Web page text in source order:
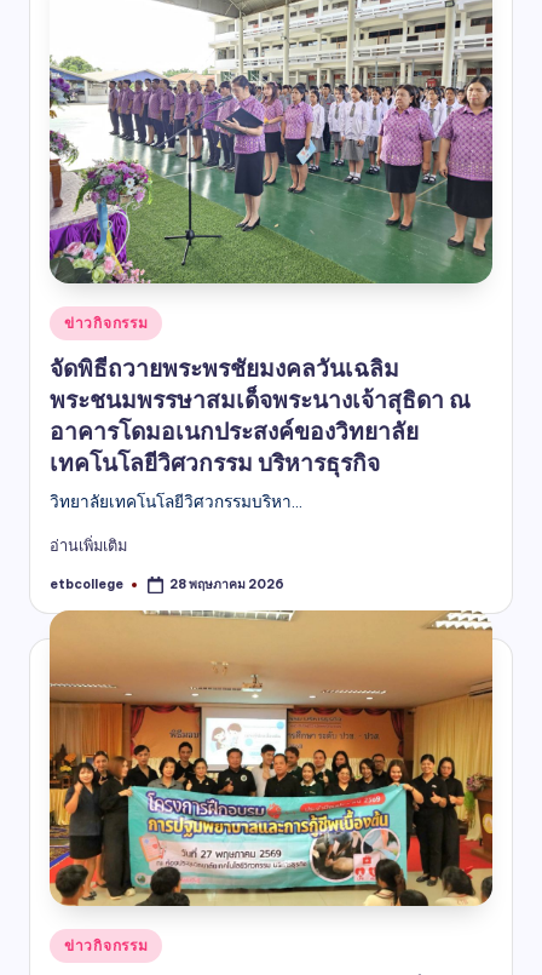
ข่าวกิจกรรม
จัดพิธีถวายพระพรชัยมงคลวันเฉลิม
พระชนมพรรษาสมเด็จพระนางเจ้าสุธิดา ณ
อาคารโดมอเนกประสงค์ของวิทยาลัย
เทคโนโลยีวิศวกรรม บริหารธุรกิจ
วิทยาลัยเทคโนโลยีวิศวกรรมบริหา...
อ่านเพิ่มเติม
etbcollege 28 พฤษภาคม 2026
ข่าวกิจกรรม